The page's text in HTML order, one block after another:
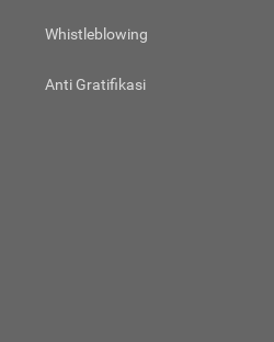
Whistleblowing
Anti Gratifikasi